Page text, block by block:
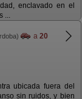
enclavado en el
...
a 20
ubicada fuera del
sin ruidos, y bien